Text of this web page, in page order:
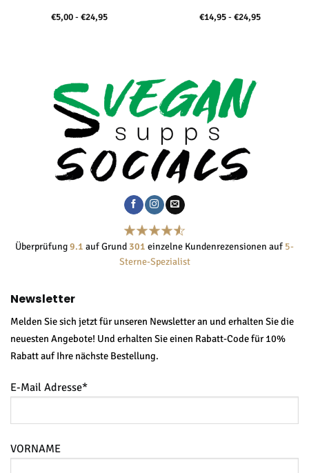
€5,00 -€24,95Preisspanne: €14,95-€24,95
Überprüfung9.1 auf Grund 301 einzelne Kundenrezensionen auf 5-
Sterne-Spezialist
Newsletter
Melden Sie sich jetzt für unseren Newsletter an und erhalten Sie die
neuesten Angebote! Und erhalten Sie einen Rabatt-Code für 10%
Rabatt auf Ihre nächste Bestellung.
E-Mail Adresse*
VORNAME